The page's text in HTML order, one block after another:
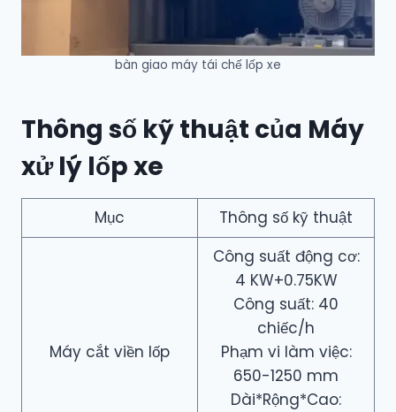
bàn giao máy tái chế lốp xe
Thông số kỹ thuật của Máy
xử lý lốp xe
Mục Thông số kỹ thuật
Máy cắt viền lốp
Công suất động cơ:
4 KW+0.75KW
Công suất: 40
chiếc/h
Phạm vi làm việc:
650-1250 mm
Dài*Rộng*Cao: